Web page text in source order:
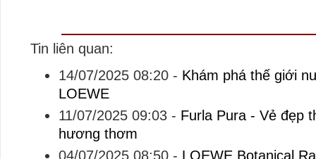
Tin liên quan:
14/07/2025 08:20- Khám phá thế giới
LOEWE
11/07/2025 09:03- Furla Pura - Vẻ đẹp
hương thơm
04/07/2025 08:50- LOEWE Botanical